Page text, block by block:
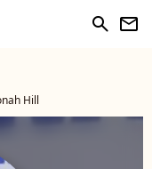
search newsletter
Hill